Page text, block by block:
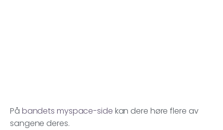
På bandets myspace-side kan dere høre flere av
sangene deres.